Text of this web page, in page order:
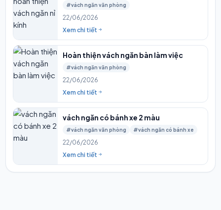
#vách ngăn văn phòng
22/06/2026
Xem chi tiết
Hoàn thiện vách ngăn bàn làm việc
#vách ngăn văn phòng
22/06/2026
Xem chi tiết
vách ngăn có bánh xe 2 màu
#vách ngăn văn phòng #vách ngăn có bánh xe
22/06/2026
Xem chi tiết